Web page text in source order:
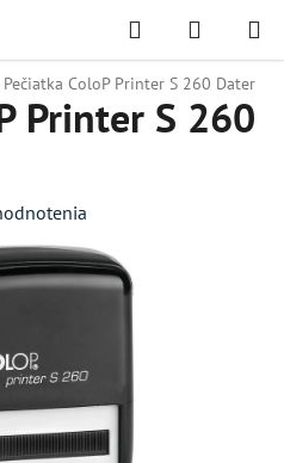
Hľadať
KOŠÍK
Pečiatka ColoP Printer S 260 Dater
Printer S 260